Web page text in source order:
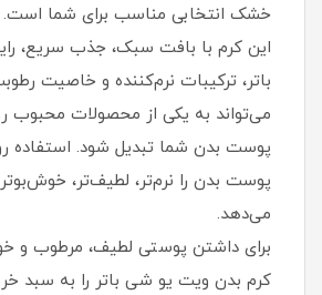
خشک انتخابی مناسب برای شما است.
این کرم با بافت سبک، جذب سریع،
باتر، ترکیبات نرم‌کننده و خاصیت
می‌تواند به یکی از محصولات محبوب
پوست بدن شما تبدیل شود. استفاده
پوست بدن را نرم‌تر، لطیف‌تر،
می‌دهد.
برای داشتن پوستی لطیف، مرطوب و
کرم بدن ویت یو شی باتر را به سبد